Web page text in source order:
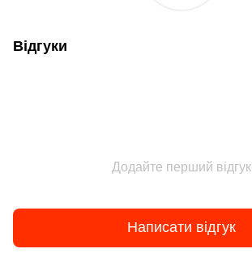
Відгуки
Додайте перший відгук
Написати відгук